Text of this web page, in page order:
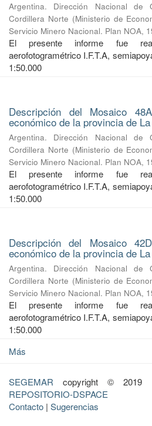
Argentina. Dirección Nacional de
Cordillera Norte (Ministerio de
Servicio Minero Nacional. Plan NOA,
El presente informe fue
aerofotogramétrico I.F.T.A,
1:50.000
Descripción del Mosaico
económico de la provincia de
Argentina. Dirección Nacional de
Cordillera Norte (Ministerio de
Servicio Minero Nacional. Plan NOA,
El presente informe fue
aerofotogramétrico I.F.T.A,
1:50.000
Descripción del Mosaico
económico de la provincia de
Argentina. Dirección Nacional de
Cordillera Norte (Ministerio de
Servicio Minero Nacional. Plan NOA,
El presente informe fue
aerofotogramétrico I.F.T.A,
1:50.000
Más
SEGEMAR copyright © 2019
REPOSITORIO-DSPACE
Contacto | Sugerencias